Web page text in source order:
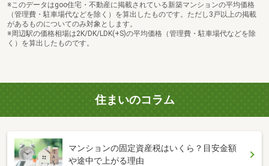
※このデータはgoo住宅・不動産に掲載されている新築マンションの平均価格
（管理費・駐車場代などを除く）を算出したものです。ただし3戸以上の掲載
があるものについてのみ対象とします。
※周辺駅の価格相場は2K/DK/LDK(+S)の平均価格（管理費・駐車場代などを除
く）を算出したものです。
住まいのコラム
マンションの固定資産税はいくら？目安金額
や途中で上がる理由